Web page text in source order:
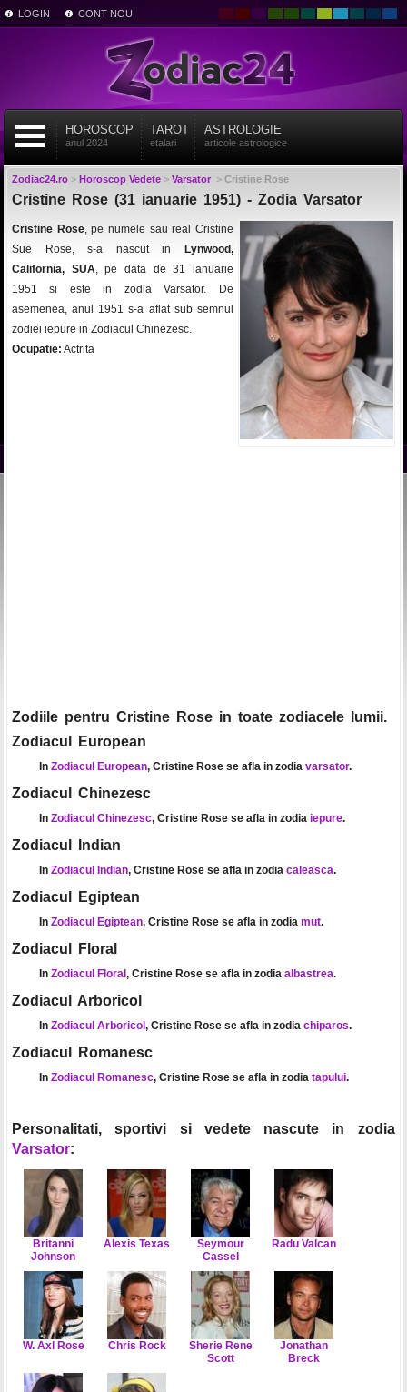
LOGIN CONT NOU
HOROSCOP
anul 2024
TAROT
etalari
ASTROLOGIE
articole astrologice
Zodiac24.ro> Horoscop Vedete> Varsator> Cristine Rose
Cristine Rose (31 ianuarie 1951) - Zodia Varsator
Cristine Rose, pe numele sau real Cristine
Sue Rose, s-a nascut in
Lynwood,
California, SUA, pe data de 31 ianuarie
1951 si este in zodia Varsator. De
asemenea, anul 1951 s-a aflat sub semnul
zodiei iepure in Zodiacul Chinezesc.
Ocupatie: Actrita
Zodiile pentru Cristine Rose in toate zodiacele lumii.
Zodiacul European
In Zodiacul European, Cristine Rose se afla in zodia varsator.
Zodiacul Chinezesc
In Zodiacul Chinezesc, Cristine Rose se afla in zodia iepure.
Zodiacul Indian
In Zodiacul Indian, Cristine Rose se afla in zodia caleasca.
Zodiacul Egiptean
In Zodiacul Egiptean, Cristine Rose se afla in zodia mut.
Zodiacul Floral
In Zodiacul Floral, Cristine Rose se afla in zodia albastrea.
Zodiacul Arboricol
In Zodiacul Arboricol, Cristine Rose se afla in zodia chiparos.
Zodiacul Romanesc
In Zodiacul Romanesc, Cristine Rose se afla in zodia tapului.
Personalitati, sportivi si vedete nascute in zodia
Varsator:
Britanni
Johnson
Alexis Texas
Seymour
Cassel
Radu Valcan
W. Axl Rose Chris Rock
Sherie Rene
Scott
Jonathan
Breck